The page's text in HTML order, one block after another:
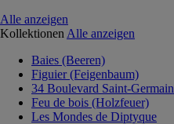
Alle anzeigen
Kollektionen Alle anzeigen
Baies (Beeren)
Figuier (Feigenbaum)
34 Boulevard Saint-Germain
Feu de bois (Holzfeuer)
Les Mondes de Diptyque